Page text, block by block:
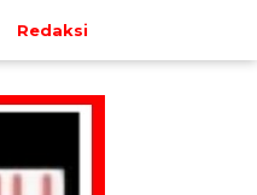
Redaksi